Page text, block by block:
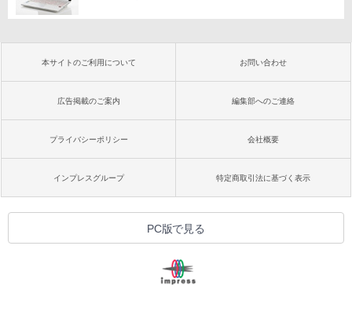
本サイトのご利用について お問い合わせ
広告掲載のご案内 編集部へのご連絡
プライバシーポリシー 会社概要
インプレスグループ 特定商取引法に基づく表示
PC版で見る